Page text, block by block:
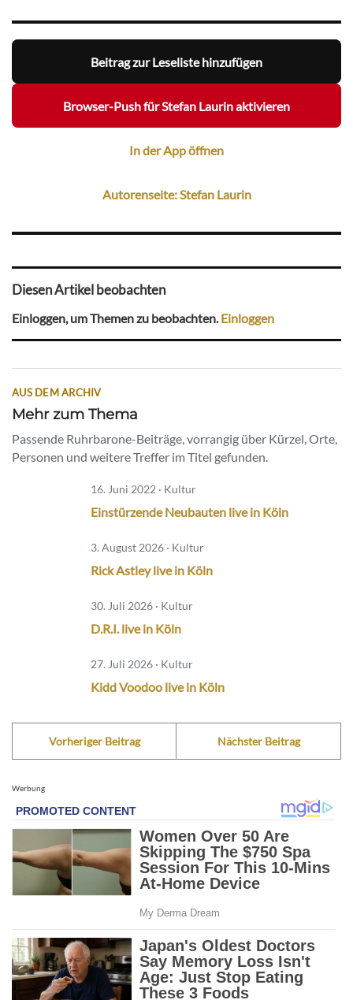
Beitrag zur Leseliste hinzufügen
Browser-Push für Stefan Laurin aktivieren
In der App öffnen
Autorenseite: Stefan Laurin
Diesen Artikel beobachten
Einloggen, um Themen zu beobachten. Einloggen
AUS DEM ARCHIV
Mehr zum Thema
Passende Ruhrbarone-Beiträge, vorrangig über Kürzel, Orte,
Personen und weitere Treffer im Titel gefunden.
16. Juni 2022 · Kultur
Einstürzende Neubauten live in Köln
3. August 2026 · Kultur
Rick Astley live in Köln
30. Juli 2026 · Kultur
D.R.I. live in Köln
27. Juli 2026 · Kultur
Kidd Voodoo live in Köln
Vorheriger Beitrag Nächster Beitrag
Werbung